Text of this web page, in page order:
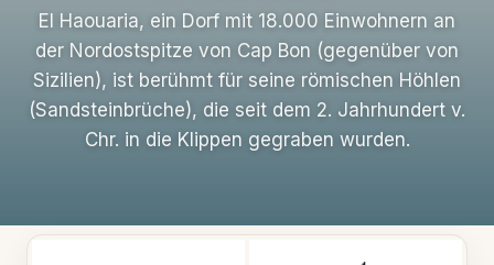
El Haouaria, ein Dorf mit 18.000 Einwohnern an
der Nordostspitze von Cap Bon (gegenüber von
Sizilien), ist berühmt für seine römischen Höhlen
(Sandsteinbrüche), die seit dem 2. Jahrhundert v.
Chr. in die Klippen gegraben wurden.